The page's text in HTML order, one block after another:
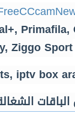
Primafila,
Ziggo Sport
iptv box